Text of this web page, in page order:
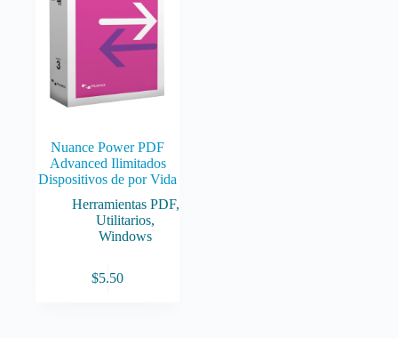
Nuance Power PDF
Advanced Ilimitados
Dispositivos de por Vida
Herramientas PDF,
Utilitarios,
Windows
$5.50